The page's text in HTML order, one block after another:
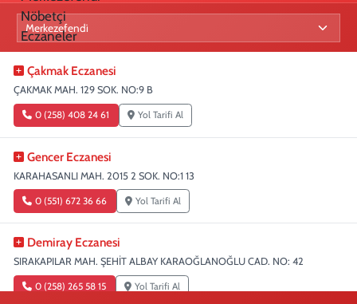
Çakmak Eczanesi
ÇAKMAK MAH. 129 SOK. NO:9 B
0 (258) 408 24 61 Yol Tarifi Al
Gencer Eczanesi
KARAHASANLI MAH. 2015 2 SOK. NO:1 13
0 (551) 672 36 66 Yol Tarifi Al
Demiray Eczanesi
SIRAKAPILAR MAH. ŞEHİT ALBAY KARAOĞLANOĞLU CAD. NO: 42
0 (258) 265 58 15 Yol Tarifi Al